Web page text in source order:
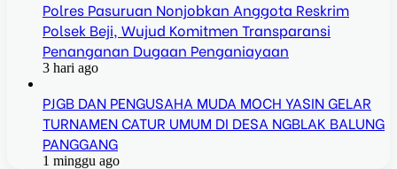
Polres Pasuruan Nonjobkan Anggota Reskrim
Polsek Beji, Wujud Komitmen Transparansi
Penanganan Dugaan Penganiayaan
3 hari ago
PJGB DAN PENGUSAHA MUDA MOCH YASIN GELAR
TURNAMEN CATUR UMUM DI DESA NGBLAK BALUNG
PANGGANG
1 minggu ago